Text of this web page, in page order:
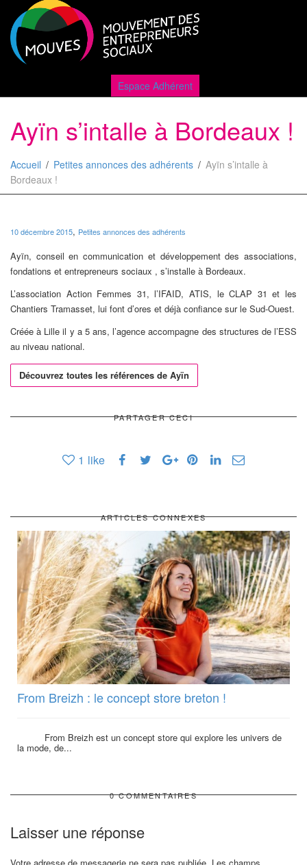
Espace Adhérent
Ayïn s’intalle à Bordeaux !
Accueil Petites annonces des adhérents
Ayïn s’intalle à
Bordeaux !
10 décembre 2015, Petites annonces des adhérents
Ayïn, conseil en communication et développement des associations,
fondations et entrepreneurs sociaux , s’installe à Bordeaux.
L’association Action Femmes 31, l’IFAID, ATIS, le CLAP 31 et les
Chantiers Tramasset, lui font d’ores et déjà confiance sur le Sud-Ouest.
Créée à Lille il y a 5 ans, l’agence accompagne des structures de l’ESS
au niveau national.
Découvrez toutes les références de Ayïn
PARTAGER CECI
1 like
ARTICLES CONNEXES
From Breizh : le concept store breton !
From Breizh est un concept store qui explore les univers de
la mode, de...
0 COMMENTAIRES
Laisser une réponse